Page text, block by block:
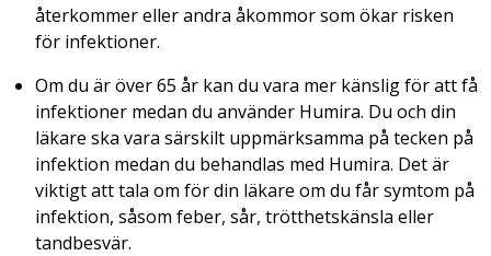
återkommer eller andra åkommor som ökar risken
för infektioner.
Om du är över 65 år kan du vara mer känslig för att få
infektioner medan du använder Humira. Du och din
läkare ska vara särskilt uppmärksamma på tecken på
infektion medan du behandlas med Humira. Det är
viktigt att tala om för din läkare om du får symtom på
infektion, såsom feber, sår, trötthetskänsla eller
tandbesvär.